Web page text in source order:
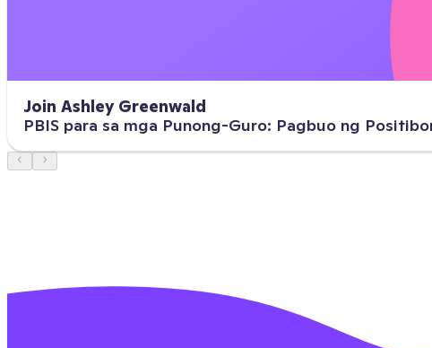
Join Ashley Greenwald
PBIS para sa mga Punong-Guro: Pagbuo ng